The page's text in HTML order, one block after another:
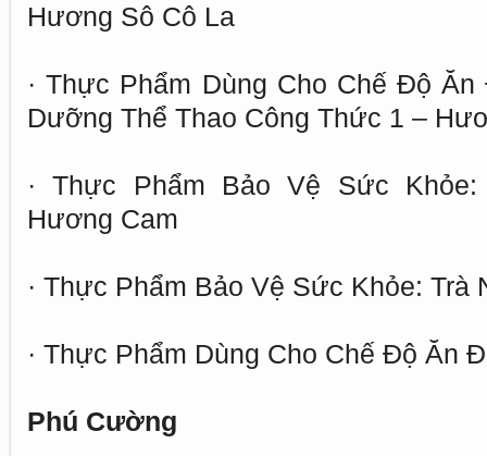
Hương Sô Cô La
· Thực Phẩm Dùng Cho Chế Độ
Dưỡng Thể Thao Công Thức 1 –
· Thực Phẩm Bảo Vệ Sức
Hương Cam
· Thực Phẩm Bảo Vệ Sức Khỏe: Trà
· Thực Phẩm Dùng Cho Chế Độ Ăn
Phú Cường